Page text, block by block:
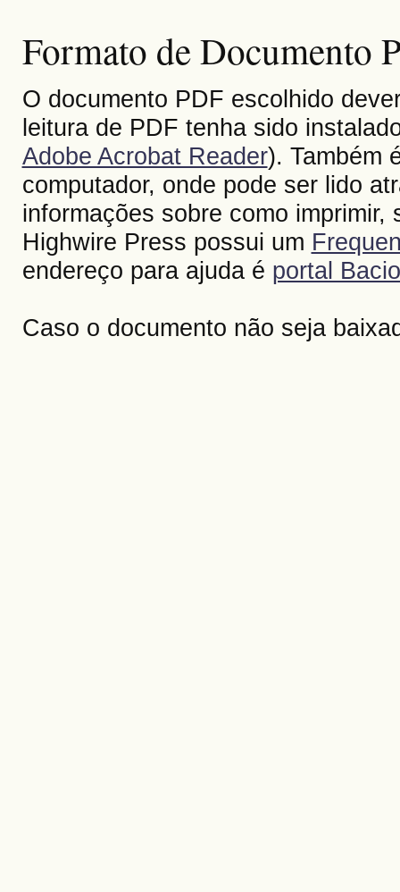
Formato de Documento
O documento PDF escolhido
leitura de PDF tenha sido
Adobe Acrobat Reader). Também
computador, onde pode ser lido
informações sobre como
Highwire Press possui um
endereço para ajuda é portal
Caso o documento não seja